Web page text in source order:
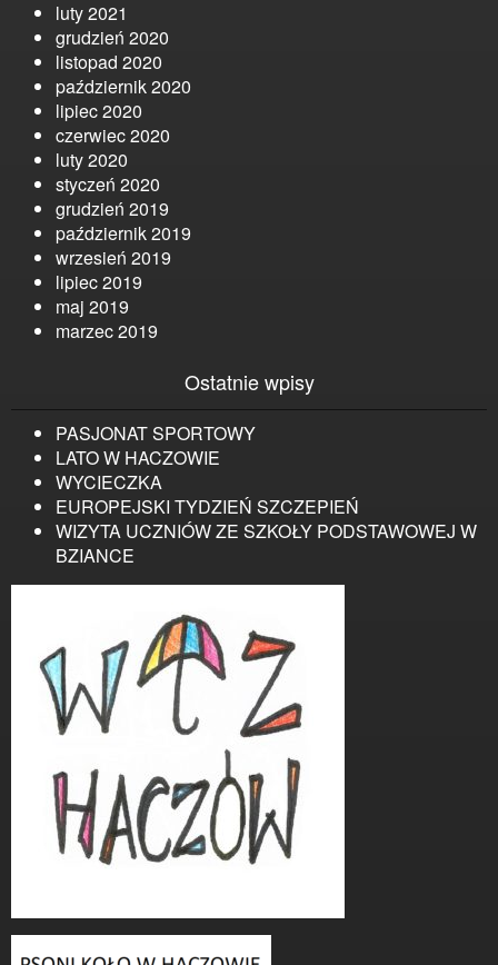
luty 2021
grudzień 2020
listopad 2020
październik 2020
lipiec 2020
czerwiec 2020
luty 2020
styczeń 2020
grudzień 2019
październik 2019
wrzesień 2019
lipiec 2019
maj 2019
marzec 2019
Ostatnie wpisy
PASJONAT SPORTOWY
LATO W HACZOWIE
WYCIECZKA
EUROPEJSKI TYDZIEŃ SZCZEPIEŃ
WIZYTA UCZNIÓW ZE SZKOŁY PODSTAWOWEJ W
BZIANCE